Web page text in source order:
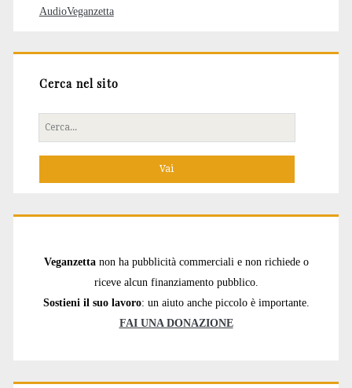
AudioVeganzetta
Cerca nel sito
Cerca
per:
Veganzetta non ha pubblicità commerciali e non richiede o
riceve alcun finanziamento pubblico.
Sostieni il suo lavoro: un aiuto anche piccolo è importante.
FAI UNA DONAZIONE